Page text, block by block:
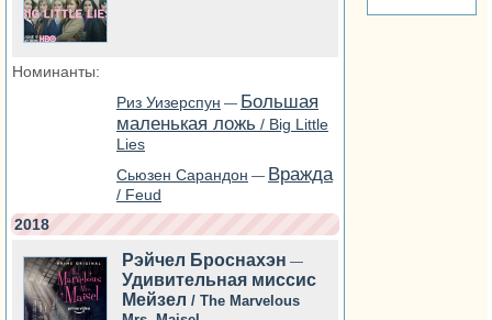
Номинанты:
Риз Уизерспун — Большая
маленькая ложь / Big Little
Lies
Сьюзен Сарандон — Вражда
/ Feud
2018
Рэйчел Броснахэн —
Удивительная миссис
Мейзел / The Marvelous